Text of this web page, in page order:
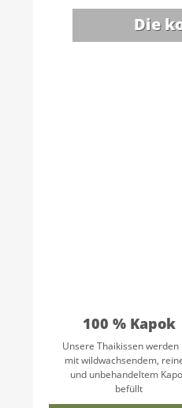
Die
100 % Kapok
Unsere Thaikissen werden
mit wildwachsendem,
und unbehandeltem
befüllt